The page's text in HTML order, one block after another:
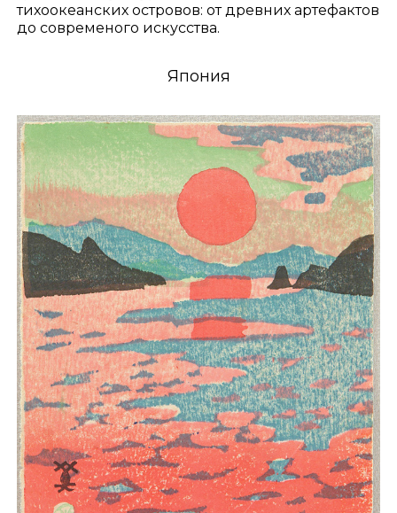
тихоокеанских островов: от древних артефактов
до современого искусства.
Япония